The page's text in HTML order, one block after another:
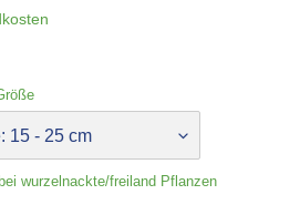
wurzelnackte/freiland Pflanzen